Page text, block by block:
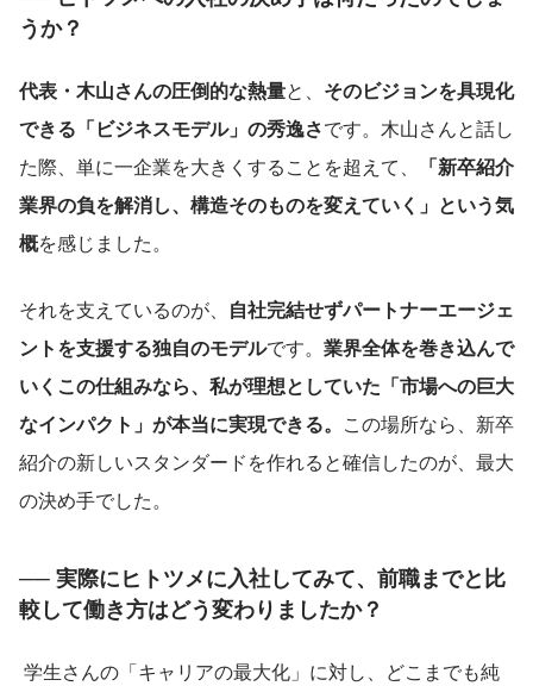
うか？
代表・木山さんの圧倒的な熱量と、 そのビジョンを具現化
できる「ビジネスモデル」の秀逸さです。木山さんと話し
た際、単に一企業を大きくすることを超えて、
「新卒紹介
業界の負を解消し、構造そのものを変えていく」という気
概を感じました。
それを支えているのが、 自社完結せずパートナーエージェ
ントを支援する独自のモデルです。 業界全体を巻き込んで
いくこの仕組みなら、私が理想としていた「市場への巨大
なインパクト」が本当に実現できる。 この場所なら、新卒
紹介の新しいスタンダードを作れると確信したのが、最大
の決め手でした。
── 実際にヒトツメに入社してみて、前職までと比
較して働き方はどう変わりましたか？
学生さんの「キャリアの最大化」に対し、どこまでも純